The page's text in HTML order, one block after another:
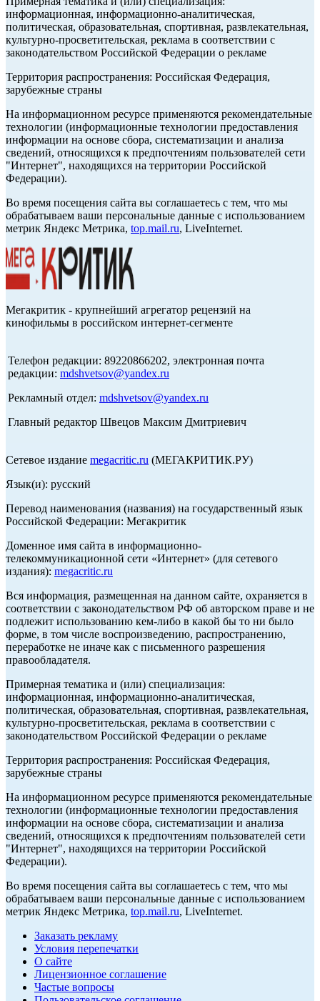
информационная, информационно-аналитическая,
политическая, образовательная, спортивная, развлекательная,
культурно-просветительская, реклама в соответствии с
законодательством Российской Федерации о рекламе
Территория распространения: Российская Федерация,
зарубежные страны
На информационном ресурсе применяются рекомендательные
технологии (информационные технологии предоставления
информации на основе сбора, систематизации и анализа
сведений, относящихся к предпочтениям пользователей сети
"Интернет", находящихся на территории Российской
Федерации).
Во время посещения сайта вы соглашаетесь с тем, что мы
обрабатываем ваши персональные данные с использованием
метрик Яндекс Метрика, top.mail.ru, LiveInternet.
Мегакритик - крупнейший агрегатор рецензий на
кинофильмы в российском интернет-сегменте
Телефон редакции: 89220866202, электронная почта
редакции: mdshvetsov@yandex.ru
Рекламный отдел: mdshvetsov@yandex.ru
Главный редактор Швецов Максим Дмитриевич
Сетевое издание megacritic.ru (МЕГАКРИТИК.РУ)
Язык(и): русский
Перевод наименования (названия) на государственный язык
Российской Федерации: Мегакритик
Доменное имя сайта в информационно-
телекоммуникационной сети «Интернет» (для сетевого
издания): megacritic.ru
Вся информация, размещенная на данном сайте, охраняется в
соответствии с законодательством РФ об авторском праве и не
подлежит использованию кем-либо в какой бы то ни было
форме, в том числе воспроизведению, распространению,
переработке не иначе как с письменного разрешения
правообладателя.
Примерная тематика и (или) специализация:
информационная, информационно-аналитическая,
политическая, образовательная, спортивная, развлекательная,
культурно-просветительская, реклама в соответствии с
законодательством Российской Федерации о рекламе
Территория распространения: Российская Федерация,
зарубежные страны
На информационном ресурсе применяются рекомендательные
технологии (информационные технологии предоставления
информации на основе сбора, систематизации и анализа
сведений, относящихся к предпочтениям пользователей сети
"Интернет", находящихся на территории Российской
Федерации).
Во время посещения сайта вы соглашаетесь с тем, что мы
обрабатываем ваши персональные данные с использованием
метрик Яндекс Метрика, top.mail.ru, LiveInternet.
Заказать рекламу
Условия перепечатки
О сайте
Лицензионное соглашение
Частые вопросы